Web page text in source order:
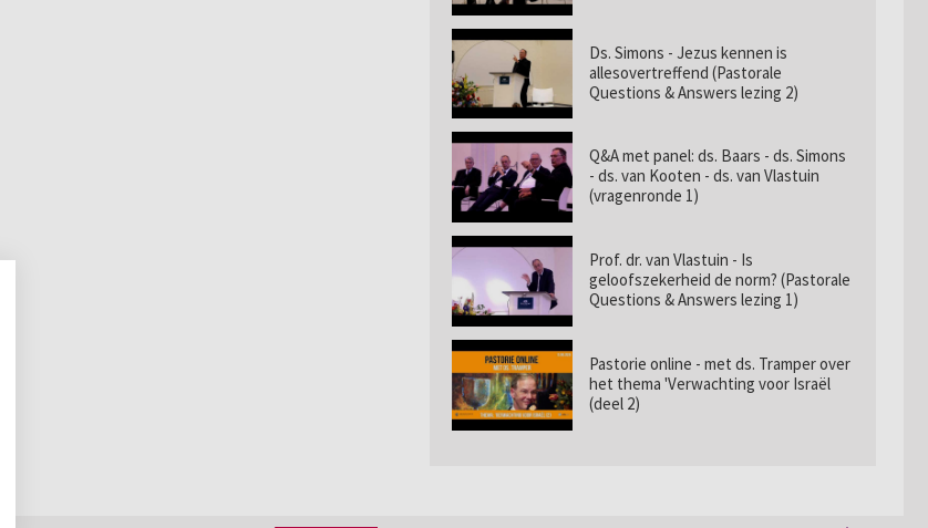
Ds. Simons - Jezus kennen is
allesovertreffend (Pastorale
Questions & Answers lezing 2)
Q&A met panel: ds. Baars - ds. Simons
- ds. van Kooten - ds. van Vlastuin
(vragenronde 1)
Prof. dr. van Vlastuin - Is
geloofszekerheid de norm? (Pastorale
Questions & Answers lezing 1)
Pastorie online - met ds. Tramper over
het thema 'Verwachting voor Israël
(deel 2)